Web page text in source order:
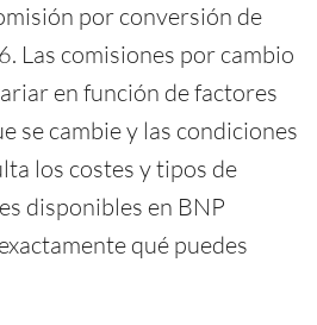
por conversión de
Las comisiones por cambio
en función de factores
se cambie y las condiciones
los costes y tipos de
disponibles en BNP
qué puedes